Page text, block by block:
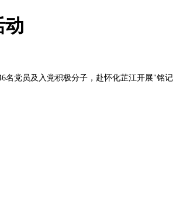
动
名党员及入党积极分子，赴怀化芷江开展"铭记